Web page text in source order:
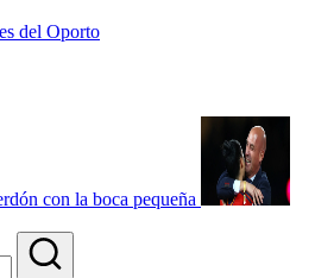
del Oporto
con la boca pequeña